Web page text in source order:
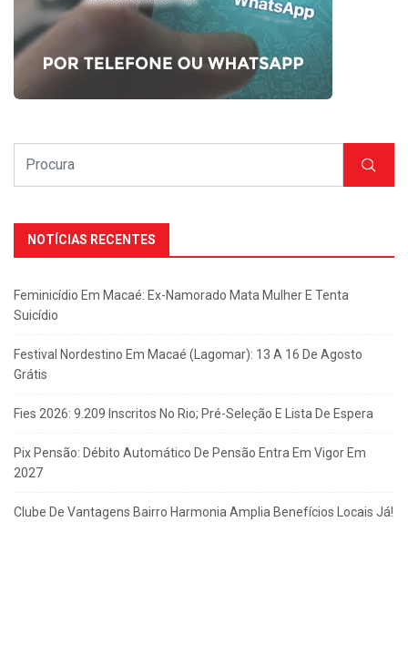
NOTÍCIAS RECENTES
Feminicídio Em Macaé: Ex-Namorado Mata Mulher E Tenta
Suicídio
Festival Nordestino Em Macaé (Lagomar): 13 A 16 De Agosto
Grátis
Fies 2026: 9.209 Inscritos No Rio; Pré-Seleção E Lista De Espera
Pix Pensão: Débito Automático De Pensão Entra Em Vigor Em
2027
Clube De Vantagens Bairro Harmonia Amplia Benefícios Locais Já!